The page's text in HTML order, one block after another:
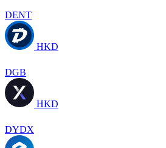
DENT
HKD
DGB
HKD
DYDX